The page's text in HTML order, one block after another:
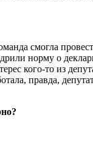
смогла
норму о
кого-то из
правда,